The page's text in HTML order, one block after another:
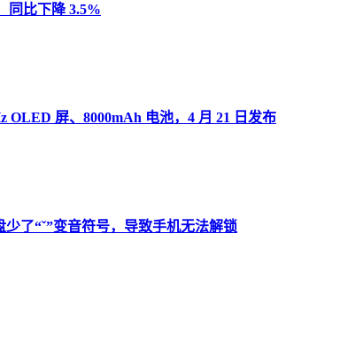
同比下降 3.5%
OLED 屏、8000mAh 电池，4 月 21 日发布
了“ˇ”变音符号，导致手机无法解锁